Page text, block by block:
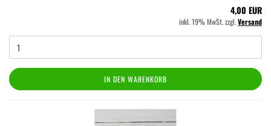
4,00 EUR
inkl. 19% MwSt. zzgl.Versand
IN DEN WARENKORB